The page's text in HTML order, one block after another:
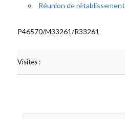
Réunion de rétablissement
P46570/M33261/R33261
Visites :